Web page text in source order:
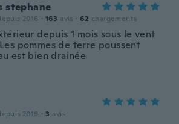
stephane
2016 · 163 avis · 62 chargements
depuis 1 mois sous le vent
pommes de terre poussent
est bien drainée
2019 · 3 avis